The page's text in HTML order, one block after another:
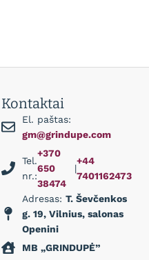
Kontaktai
El. paštas:
gm@grindupe.com
Tel.
nr.:
+370
650
38474
|
+44
7401162473
Adresas: T. Ševčenkos
g. 19, Vilnius, salonas
Openini
MB „GRINDUPĖ”